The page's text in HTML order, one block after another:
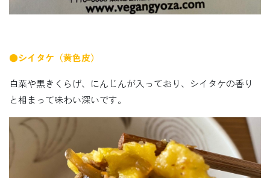
●シイタケ（黄色皮）
白菜や黒きくらげ、にんじんが入っており、シイタケの香り
と相まって味わい深いです。